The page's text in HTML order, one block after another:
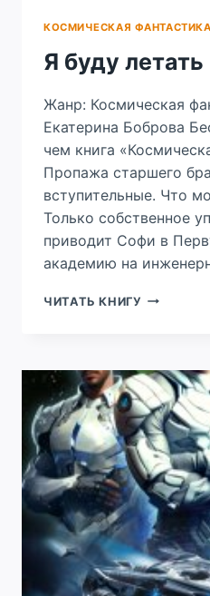
КОСМИЧЕСКАЯ ФАНТАСТИКА
Я буду летать
Жанр: Космическая
Екатерина Боброва
чем книга
Пропажа старшего
вступительные. Что
Только собственное
приводит Софи в
академию на
ЧИТАТЬ КНИГУ Я